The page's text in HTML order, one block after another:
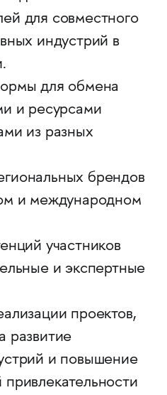
для совместного
индустрий в
для обмена
и ресурсами
из разных
брендов
и международном
участников
и экспертные
проектов,
развитие
и повышение